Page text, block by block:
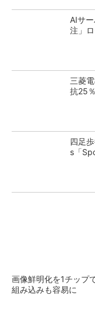
AIサ
注」
三菱
抗25
四足
s「
画像鮮明化を1チップ
組み込みも容易に